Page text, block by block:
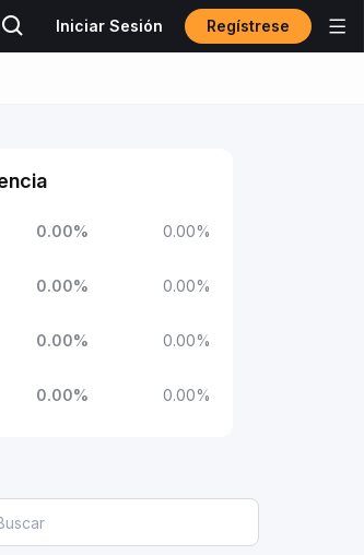
Iniciar Sesión Regístrese
0.00% 0.00%
0.00% 0.00%
0.00% 0.00%
0.00% 0.00%